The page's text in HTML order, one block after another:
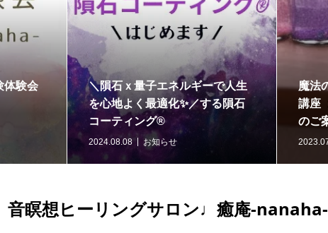
隕石コーティング®︎お客様の声
お知らせ
＼浄化と開運／どっち
春のW音浴＆マインド
twinkleharmony
音瞑想ヒーリングサロン♩癒庵-nanaha-